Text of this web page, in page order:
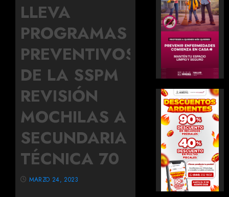
LLEVA
PROGRAMAS
PREVENTIVOS
DE LA SSPM
REVISIÓN
MOCHILAS A
SECUNDARIA
TÉCNICA 70
MARZO 24, 2023